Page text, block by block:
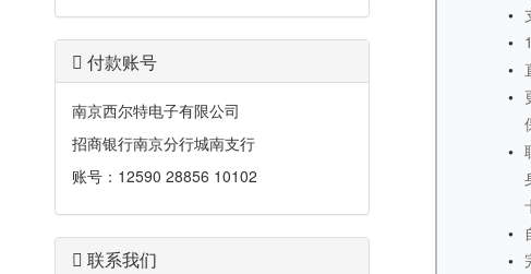
付款账号
南京西尔特电子有限公司
招商银行南京分行城南支行
账号：12590 28856 10102
联系我们